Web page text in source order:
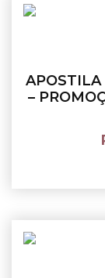
APOSTILA
–